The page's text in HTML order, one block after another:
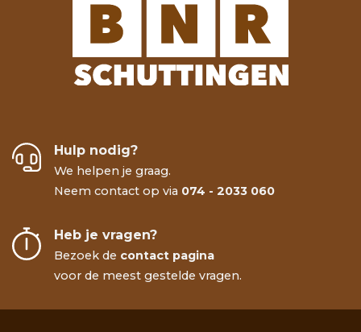
Hulp nodig?
We helpen je graag.
Neem contact op via 074 - 2033 060
Heb je vragen?
Bezoek de contact pagina
voor de meest gestelde vragen.